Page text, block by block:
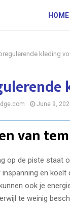
HOME
kleding
June 9,
van
op de piste staat
en
ook je
te weinig